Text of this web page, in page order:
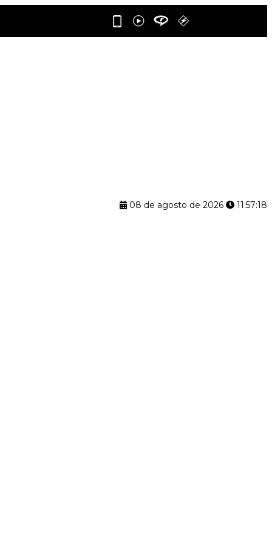
08 de agosto de 2026 11:57:19